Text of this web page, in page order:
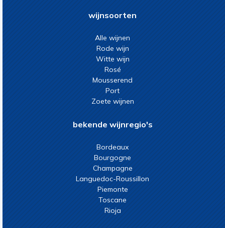
wijnsoorten
Alle wijnen
Rode wijn
Witte wijn
Rosé
Mousserend
Port
Zoete wijnen
bekende wijnregio's
Bordeaux
Bourgogne
Champagne
Languedoc-Roussillon
Piemonte
Toscane
Rioja